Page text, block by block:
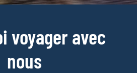
voyager avec
nous